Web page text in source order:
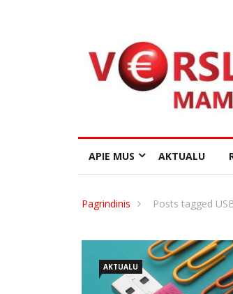
APIE MUS AKTUALU
Pagrindinis Posts tagged
AKTUALU